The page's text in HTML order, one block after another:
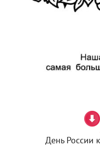
День России